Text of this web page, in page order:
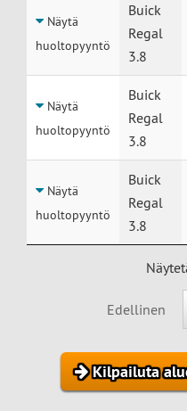
Näytä
huoltopyyntö
Buick
Regal
3.8
Näytä
huoltopyyntö
Buick
Regal
3.8
Näytä
huoltopyyntö
Buick
Regal
3.8
Edellinen
Kilpailuta